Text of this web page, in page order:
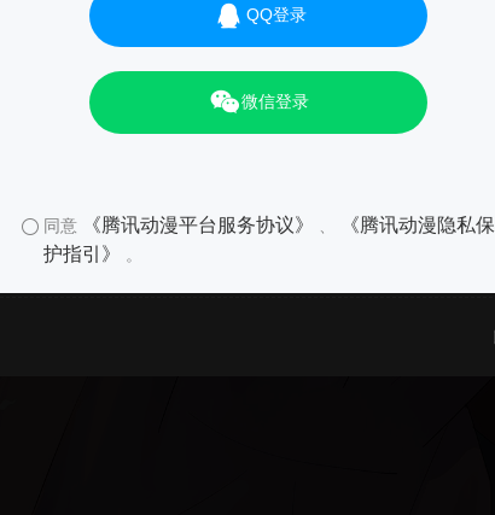
QQ登录
微信登录
同意 《腾讯动漫平台服务协议》
《腾讯动漫隐私保
护指引》
。